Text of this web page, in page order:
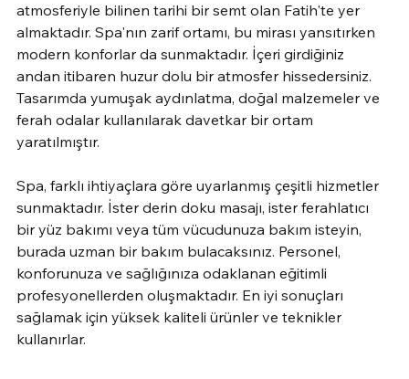
atmosferiyle bilinen tarihi bir semt olan Fatih'te yer
almaktadır. Spa'nın zarif ortamı, bu mirası yansıtırken
modern konforlar da sunmaktadır. İçeri girdiğiniz
andan itibaren huzur dolu bir atmosfer hissedersiniz.
Tasarımda yumuşak aydınlatma, doğal malzemeler ve
ferah odalar kullanılarak davetkar bir ortam
yaratılmıştır.
Spa, farklı ihtiyaçlara göre uyarlanmış çeşitli hizmetler
sunmaktadır. İster derin doku masajı, ister ferahlatıcı
bir yüz bakımı veya tüm vücudunuza bakım isteyin,
burada uzman bir bakım bulacaksınız. Personel,
konforunuza ve sağlığınıza odaklanan eğitimli
profesyonellerden oluşmaktadır. En iyi sonuçları
sağlamak için yüksek kaliteli ürünler ve teknikler
kullanırlar.